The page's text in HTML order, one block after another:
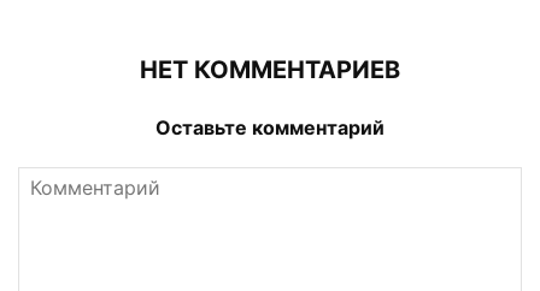
НЕТ КОММЕНТАРИЕВ
Оставьте комментарий